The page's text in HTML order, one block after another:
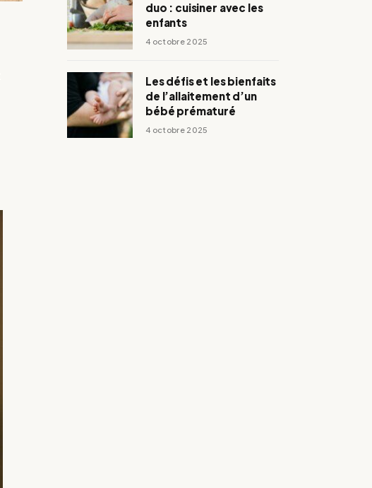
duo : cuisiner avec les
enfants
4 octobre 2025
Les défis et les bienfaits
de l’allaitement d’un
bébé prématuré
4 octobre 2025